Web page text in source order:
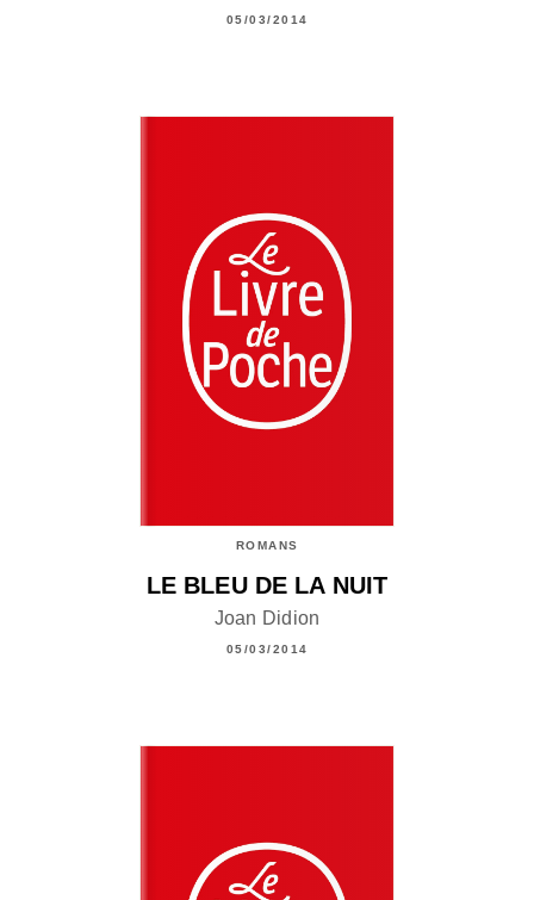
05/03/2014
ROMANS
LE BLEU DE LA NUIT
Joan Didion
05/03/2014